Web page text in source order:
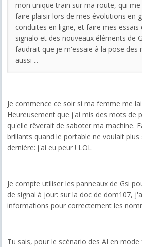
mon unique train sur ma route, qui
faire plaisir lors de mes évolutions en
conduites en ligne, et faire mes essais
signalo et des nouveaux éléments de
faudrait que je m'essaie à la pose des
aussi ...
Je commence ce soir si ma femme me
Heureusement que j'ai mis des mots de
qu'elle rêverait de saboter ma machine.
brillants quand le portable ne voulait plus
dernière: j'ai eu peur ! LOL
Je compte utiliser les panneaux de Gsi
de signal à jour: sur la doc de dom107,
informations pour correctement les
Tu sais, pour le scénario des AI en mode